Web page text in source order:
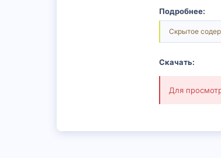
Подробнее:
Скрытое
Скачать:
Для